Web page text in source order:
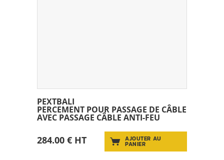
PEXTBALI
PERCEMENT POUR PASSAGE DE CÂBLE
AVEC PASSAGE CÂBLE ANTI-FEU
284.00 € HT AJOUTER AU
PANIER